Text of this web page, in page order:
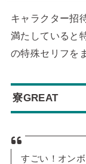
キャラクター招
満たしていると
の特殊セリフを
寮GREAT
すごい！オン